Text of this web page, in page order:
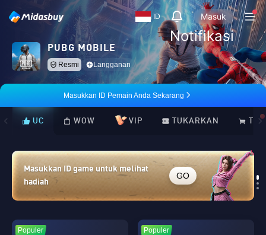
ID
Notifikasi
Masuk
PUBG MOBILE
Resmi Langganan
Masukkan ID Pemain Anda Sekarang
UC WOW VIP TUKARKAN
Masukkan ID game untuk melihat
hadiah
GO
Loading...
Populer Populer